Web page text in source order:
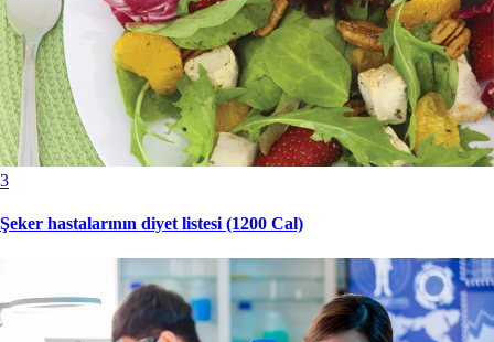
3
Şeker hastalarının diyet listesi (1200 Cal)